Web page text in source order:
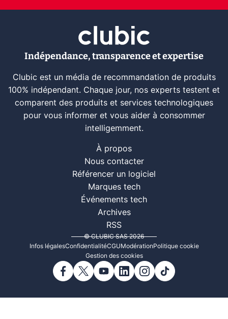
Indépendance, transparence et expertise
Clubic est un média de recommandation de produits
100% indépendant. Chaque jour, nos experts testent et
comparent des produits et services technologiques
pour vous informer et vous aider à consommer
intelligemment.
À propos
Nous contacter
Référencer un logiciel
Marques tech
Événements tech
Archives
RSS
© CLUBIC SAS 2026
Infos légalesConfidentialitéCGUModérationPolitique cookie
Gestion des cookies